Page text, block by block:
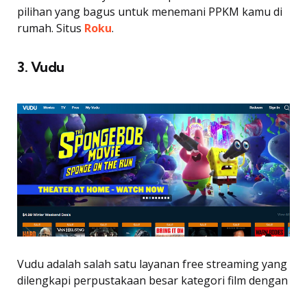
pilihan yang bagus untuk menemani PPKM kamu di
rumah. Situs Roku.
3. Vudu
Vudu adalah salah satu layanan free streaming yang
dilengkapi perpustakaan besar kategori film dengan